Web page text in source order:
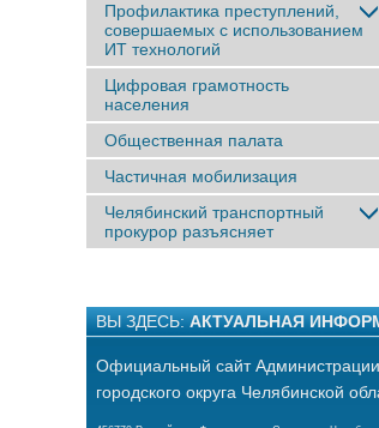
Профилактика преступлений,
совершаемых с использованием
ИТ технологий
Цифровая грамотность
населения
Общественная палата
Частичная мобилизация
Челябинский транспортный
прокурор разъясняет
ВЫ ЗДЕСЬ: АКТУАЛЬНАЯ
Официальный сайт
городского округа Челябинской